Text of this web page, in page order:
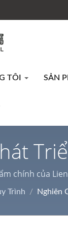
TÔI SẢN
chính của
nhà & ngoài
Trình / Nghiên